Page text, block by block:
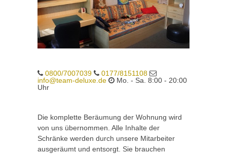
0800/7007039
0177/8151108
info@team-deluxe.de
Mo. - Sa. 8:00 - 20:00
Uhr
Die komplette Beräumung der Wohnung wird
von uns übernommen. Alle Inhalte der
Schränke werden durch unsere Mitarbeiter
ausgeräumt und entsorgt. Sie brauchen